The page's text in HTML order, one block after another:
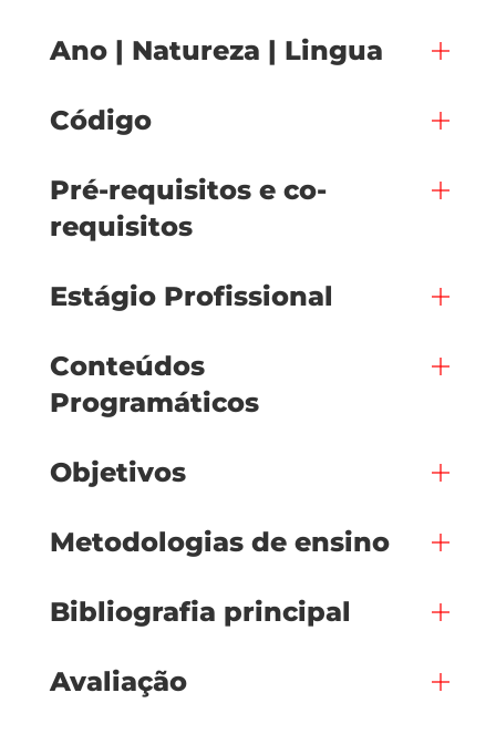
Ano | Natureza | Lingua
Código
Pré-requisitos e co-
requisitos
Estágio Profissional
Conteúdos
Programáticos
Objetivos
Metodologias de ensino
Bibliografia principal
Avaliação